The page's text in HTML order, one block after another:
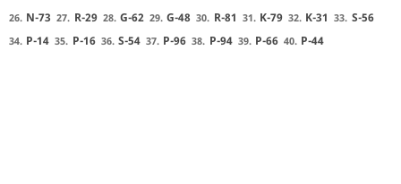
26. N-73 27. R-29 28. G-62 29. G-48 30. R-81 31. K-79 32. K-31 33. S-56
34. P-14 35. P-16 36. S-54 37. P-96 38. P-94 39. P-66 40. P-44